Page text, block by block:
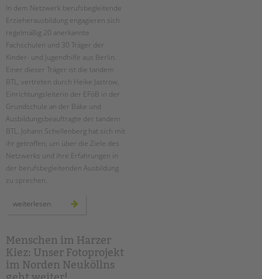
HILFEN ZUR ERZIEHUNG
EINGLIEDERUNGSHILFE
BETREUTES WOHNEN
TANDEM BTL AKADEMIE
Zertfikatskurse
Seminarkalender
Seminarräume
STADTTEILARBEIT
Bereiche im Überblick
Unsere Videos
Gesellschafter VdK
schoolcoach BTL
Suchen
In dem Netzwerk berufsbegleitende
Erzieherausbildung engagieren sich
regelmäßig 20 anerkannte
Fachschulen und 30 Träger der
Kinder- und Jugendhilfe aus Berlin.
Einer dieser Träger ist die tandem
BTL, vertreten durch Heike Jastrow,
Einrichtungsleiterin der EFöB in der
Grundschule an der Bäke und
Ausbildungsbeauftragte der tandem
BTL. Johann Schellenberg hat sich mit
ihr getroffen, um über die Ziele des
Netzwerks und ihre Erfahrungen in
der berufsbegleitenden Ausbildung
zu sprechen.
weiterlesen netzwerk
berufsbegleitende
Menschen im Harzer
Kiez: Unser Fotoprojekt
im Norden Neuköllns